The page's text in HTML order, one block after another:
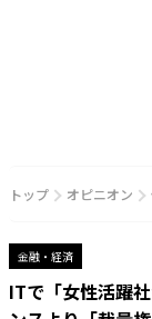
トップ オピニオン
金融・経済
ITで「女性活躍